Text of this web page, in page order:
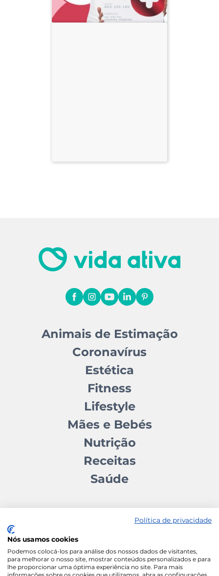
Animais de Estimação
Coronavírus
Estética
Fitness
Lifestyle
Mães e Bebés
Nutrição
Receitas
Saúde
Contactos Quem somos Autores
Estatuto Editorial
Ficha Técnica
Manifesto
Política de privacidade
Nós usamos cookies
Podemos colocá-los para análise dos nossos dados de visitantes,
para melhorar o nosso site, mostrar conteúdos personalizados e para
lhe proporcionar uma óptima experiência no site. Para mais